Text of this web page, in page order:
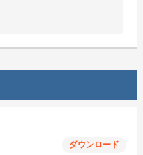
ダウンロード